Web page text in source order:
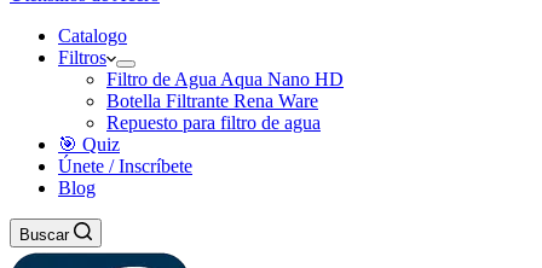
Catalogo
Filtros
Filtro de Agua Aqua Nano HD
Botella Filtrante Rena Ware
Repuesto para filtro de agua
🎯 Quiz
Únete / Inscríbete
Blog
Buscar